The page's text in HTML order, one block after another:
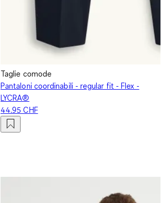
Taglie comode
Pantaloni coordinabili - regular fit - Flex -
LYCRA®
44.95 CHF